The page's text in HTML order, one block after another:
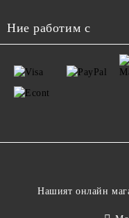
Ние работим с
Нашият онлайн